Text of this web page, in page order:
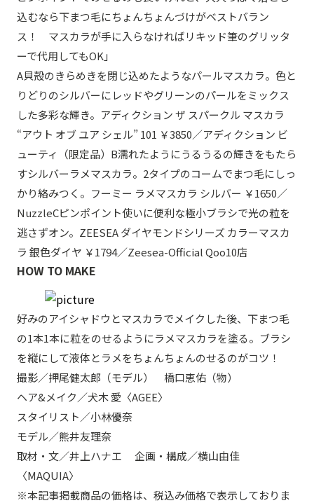
込むなら下まつ毛にちょんちょんづけがベストバラン
ス！ マスカラが手に入らなければリキッド筆のグリッタ
ーで代用してもOK」
A貝殻のきらめきを閉じ込めたようなパールマスカラ。色と
りどりのシルバーにレッドやグリーンのパールをミックス
した多彩な輝き。アディクション ザ スパークル マスカラ
“アウト オブ ユア シェル” 101 ￥3850／アディクション ビ
ューティ（限定品）B濡れたようにうるうるの輝きをもたら
すシルバーラメマスカラ。2タイプのコームでまつ毛にしっ
かり絡みつく。フーミー ラメマスカラ シルバー ￥1650／
NuzzleCピンポイント使いに便利な極小ブラシで光の粒を
逃さずオン。ZEESEA ダイヤモンドシリーズ カラーマスカ
ラ 銀色ダイヤ ￥1794／Zeesea-Official Qoo10店
HOW TO MAKE
好みのアイシャドウとマスカラでメイクした後、下まつ毛
の1本1本に粒をのせるようにラメマスカラを塗る。ブラシ
を縦にして液体とラメをちょんちょんのせるのがコツ！
撮影／押尾健太郎（モデル） 橋口恵佑（物）
ヘア&メイク／犬木 愛〈AGEE〉
スタイリスト／小林優奈
モデル／熊井友理奈
取材・文／井上ハナエ 企画・構成／横山由佳
〈MAQUIA〉
※本記事掲載商品の価格は、税込み価格で表示しておりま